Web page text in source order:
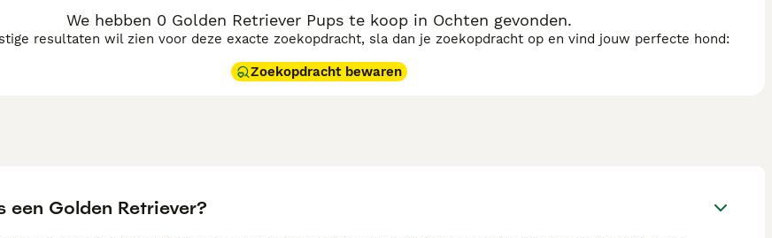
We hebben 0 Golden Retriever Pups te koop in Ochten gevonden.
resultaten wil zien voor deze exacte zoekopdracht, sla dan je zoekopdracht op en vind jouw perfecte hond:
Zoekopdracht bewaren
een Golden Retriever?